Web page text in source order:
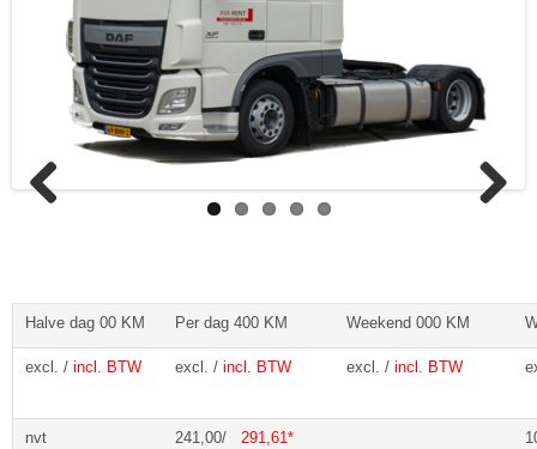
Halve dag 00 KM Per dag 400 KM Weekend 000 KM
excl. / incl. BTW excl. / incl. BTW excl. / incl. BTW
nvt 241,00/ 291,61*